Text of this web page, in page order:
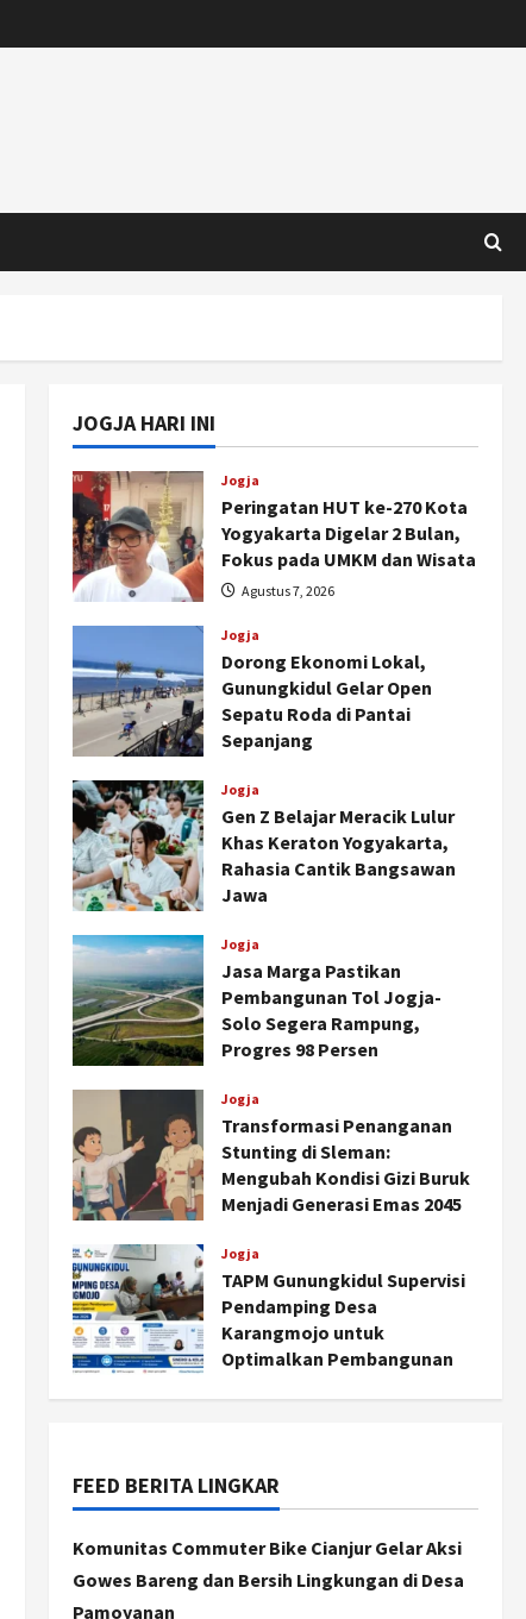
JOGJA HARI INI
Jogja
Peringatan HUT ke-270 Kota
Yogyakarta Digelar 2 Bulan,
Fokus pada UMKM dan Wisata
Agustus 7, 2026
Jogja
Dorong Ekonomi Lokal,
Gunungkidul Gelar Open
Sepatu Roda di Pantai
Sepanjang
Jogja
Gen Z Belajar Meracik Lulur
Khas Keraton Yogyakarta,
Rahasia Cantik Bangsawan
Jawa
Jogja
Jasa Marga Pastikan
Pembangunan Tol Jogja-
Solo Segera Rampung,
Progres 98 Persen
Jogja
Transformasi Penanganan
Stunting di Sleman:
Mengubah Kondisi Gizi Buruk
Menjadi Generasi Emas 2045
Jogja
TAPM Gunungkidul Supervisi
Pendamping Desa
Karangmojo untuk
Optimalkan Pembangunan
FEED BERITA LINGKAR
Komunitas Commuter Bike Cianjur Gelar Aksi
Gowes Bareng dan Bersih Lingkungan di Desa
Pamoyanan
Yogyakarta Digelar 2 Bulan,
Fokus pada UMKM dan Wisata
Jogja